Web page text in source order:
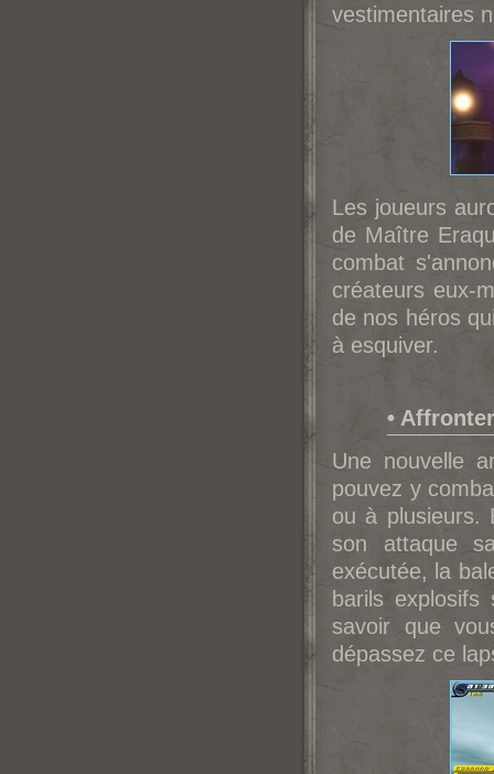
vestimentaires
Les joueurs
de Maître
combat
créateurs eux-
de nos héros
à esquiver.
•
Une nouvelle
pouvez y
ou à plusieurs.
son attaque
exécutée, la
barils
savoir que
dépassez ce